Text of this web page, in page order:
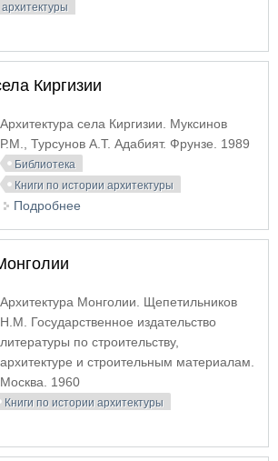
Киргизии
Архитектура села Киргизии. Муксинов
Р.М., Турсунов А.Т. Адабият. Фрунзе. 1989
Библиотека
Книги по истории архитектуры
Подробнее
Архитектура Монголии. Щепетильников
Н.М. Государственное издательство
литературы по строительству,
архитектуре и строительным материалам.
Москва. 1960
Книги по истории архитектуры